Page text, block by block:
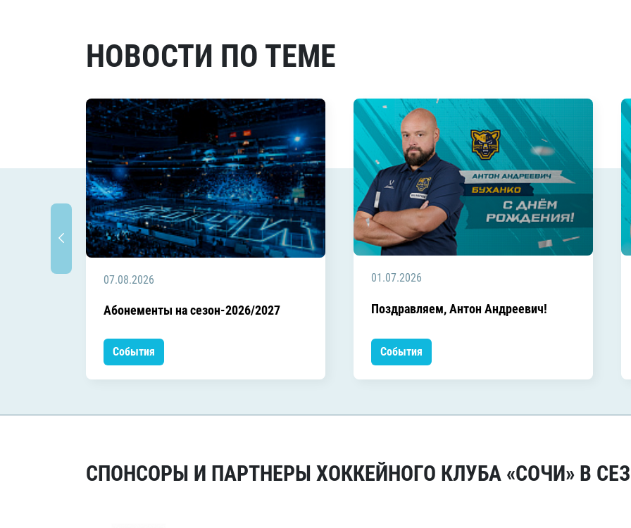
НОВОСТИ ПО ТЕМЕ
07.08.2026
Абонементы на сезон-2026/2027
События
01.07.2026
Поздравляем, Антон Андреевич!
События
СПОНСОРЫ И ПАРТНЕРЫ ХОККЕЙНОГО КЛУБА «СОЧИ» В